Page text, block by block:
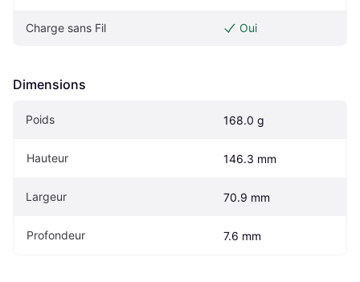
Charge sans Fil Oui
Dimensions
Poids 168.0 g
Hauteur 146.3 mm
Largeur 70.9 mm
Profondeur 7.6 mm